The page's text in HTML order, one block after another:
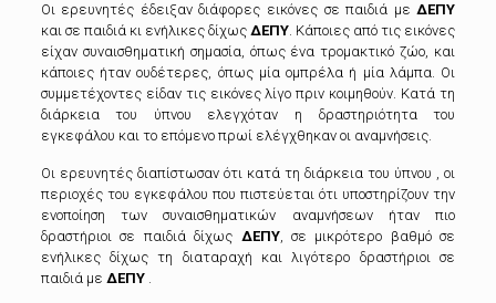
Οι ερευνητές έδειξαν διάφορες εικόνες σε παιδιά μεΔΕΠΥ
και σε παιδιά κι ενήλικες δίχωςΔΕΠΥ. Κάποιες από τις εικόνες
είχαν συναισθηματική σημασία, όπως ένα τρομακτικό ζώο, και
κάποιες ήταν ουδέτερες, όπως μία ομπρέλα ή μία λάμπα. Οι
συμμετέχοντες είδαν τις εικόνες λίγο πριν κοιμηθούν. Κατά τη
διάρκεια του ύπνου ελεγχόταν η δραστηριότητα του
εγκεφάλου και το επόμενο πρωί ελέγχθηκαν οι αναμνήσεις.
Οι ερευνητές διαπίστωσαν ότι κατά τη διάρκεια του ύπνου , οι
περιοχές του εγκεφάλου που πιστεύεται ότι υποστηρίζουν την
ενοποίηση των συναισθηματικών αναμνήσεων ήταν πιο
δραστήριοι σε παιδιά δίχως ΔΕΠΥ, σε μικρότερο βαθμό σε
ενήλικες δίχως τη διαταραχή και λιγότερο δραστήριοι σε
παιδιά με ΔΕΠΥ.